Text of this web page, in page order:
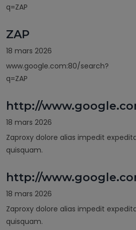
q=ZAP
ZAP
18 mars 2026
www.google.com:80/search?
q=ZAP
http://
18 mars 2026
Zaproxy dolore alias impedit
quisquam.
http://
18 mars 2026
Zaproxy dolore alias impedit
quisquam.